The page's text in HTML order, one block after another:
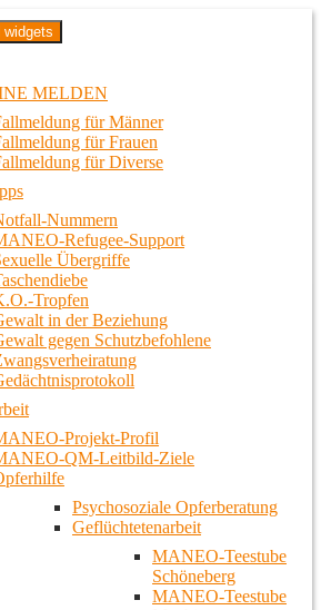
Projekt in Berlin
widgets
MELDEN
für Männer
für Frauen
für Diverse
Nummern
Refugee-Support
Übergriffe
Tropfen
in der Beziehung
gegen Schutzbefohlene
Projekt-Profil
QM-Leitbild-Ziele
Psychosoziale Opferberatung
Geflüchtetenarbeit
MANEO-Teestube
Schöneberg
MANEO-Teestube